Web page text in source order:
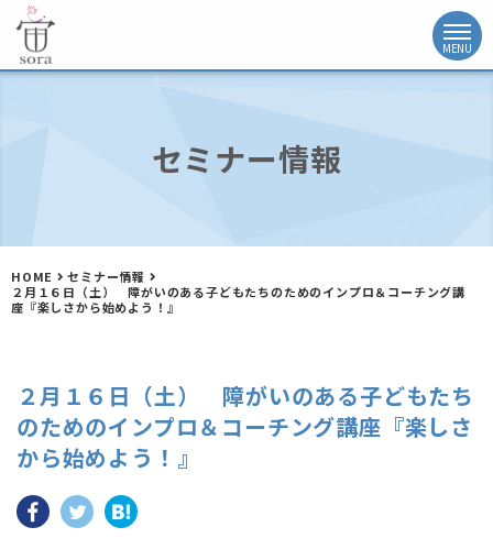
セミナー情報
HOME
セミナー情報
２月１６日（土） 障がいのある子どもたちのためのインプロ＆コーチング講
座『楽しさから始めよう！』
２月１６日（土） 障がいのある子どもたち
のためのインプロ＆コーチング講座『楽しさ
から始めよう！』